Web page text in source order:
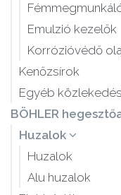
Emulzió kezelők
Korrózióvédő
Kenőzsírok
Egyéb
BÖHLER
Huzalok
Huzalok
Alu huzalok